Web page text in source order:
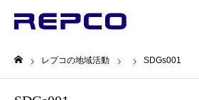
レプコの地域活動 SDGs001